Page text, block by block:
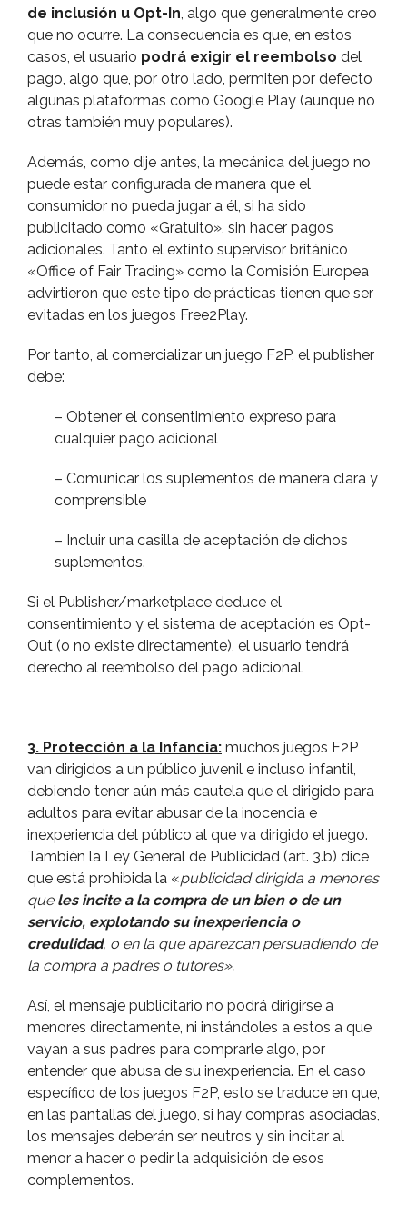
de inclusión u Opt-In, algo que generalmente creo
que no ocurre. La consecuencia es que, en estos
casos, el usuario podrá exigir el reembolso del
pago, algo que, por otro lado, permiten por defecto
algunas plataformas como Google Play (aunque no
otras también muy populares).
Además, como dije antes, la mecánica del juego no
puede estar configurada de manera que el
consumidor no pueda jugar a él, si ha sido
publicitado como «Gratuito», sin hacer pagos
adicionales. Tanto el extinto supervisor británico
«Office of Fair Trading» como la Comisión Europea
advirtieron que este tipo de prácticas tienen que ser
evitadas en los juegos Free2Play.
Por tanto, al comercializar un juego F2P, el publisher
debe:
– Obtener el consentimiento expreso para
cualquier pago adicional
– Comunicar los suplementos de manera clara y
comprensible
– Incluir una casilla de aceptación de dichos
suplementos.
Si el Publisher/marketplace deduce el
consentimiento y el sistema de aceptación es Opt-
Out (o no existe directamente), el usuario tendrá
derecho al reembolso del pago adicional.
3. Protección a la Infancia: muchos juegos F2P
van dirigidos a un público juvenil e incluso infantil,
debiendo tener aún más cautela que el dirigido para
adultos para evitar abusar de la inocencia e
inexperiencia del público al que va dirigido el juego.
También la Ley General de Publicidad (art. 3.b) dice
que está prohibida la «publicidad dirigida a menores
que les incite a la compra de un bien o de un
servicio, explotando su inexperiencia o
credulidad, o en la que aparezcan persuadiendo de
la compra a padres o tutores».
Así­, el mensaje publicitario no podrá dirigirse a
menores directamente, ni instándoles a estos a que
vayan a sus padres para comprarle algo, por
entender que abusa de su inexperiencia. En el caso
especí­fico de los juegos F2P, esto se traduce en que,
en las pantallas del juego, si hay compras asociadas,
los mensajes deberán ser neutros y sin incitar al
menor a hacer o pedir la adquisición de esos
complementos.